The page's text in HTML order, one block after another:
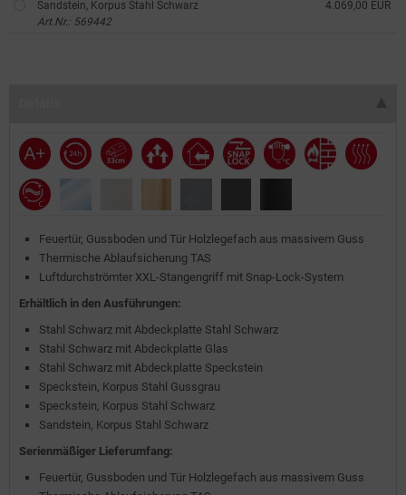
Sandstein, Korpus Stahl Schwarz
4.069,00 EUR
Art.Nr.: 569442
Feuertür, Gussboden und Tür Holzlegefach aus massivem Guss
Thermische Ablaufsicherung TAS
Luftdurchströmter XXL-Stangengriff mit Snap-Lock-System
Erhältlich in den Ausführungen:
Stahl Schwarz mit Abdeckplatte Stahl Schwarz
Stahl Schwarz mit Abdeckplatte Glas
Stahl Schwarz mit Abdeckplatte Speckstein
Speckstein, Korpus Stahl Gussgrau
Speckstein, Korpus Stahl Schwarz
Sandstein, Korpus Stahl Schwarz
Serienmäßiger Lieferumfang:
Feuertür, Gussboden und Tür Holzlegefach aus massivem Guss